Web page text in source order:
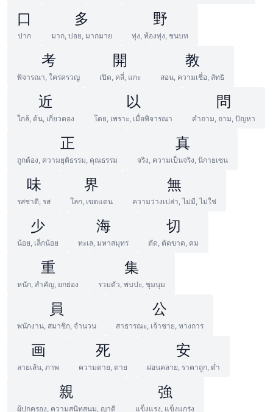
口
ปาก
多
มาก, บ่อย, มากมาย
野
ทุ่ง, ท้องทุ่ง, ชนบท
考
พิจารณา, ใคร่ครวญ
開
เปิด, คลี่, แกะ
教
สอน, ความเชื่อ, ลัทธิ
近
ใกล้, ต้น, เกี่ยวดอง
以
โดย, เพราะ, เมื่อพิจารณา
問
คำถาม, ถาม, ปัญหา
正
ถูกต้อง, ความยุติธรรม, คุณธรรม
真
จริง, ความเป็นจริง, นิกายเซน
味
รสชาติ, รส
界
โลก, เขตแดน
無
ความว่างเปล่า, ไม่มี, ไม่ใช่
少
น้อย, เล็กน้อย
海
ทะเล, มหาสมุทร
切
ตัด, ตัดขาด, คม
重
หนัก, สำคัญ, ยกย่อง
集
รวมตัว, พบปะ, ชุมนุม
員
พนักงาน, สมาชิก, จำนวน
公
สาธารณะ, เจ้าชาย, ทางการ
画
ลายเส้น, ภาพ
死
ความตาย, ตาย
安
ผ่อนคลาย, ราคาถูก, ต่ำ
親
ผู้ปกครอง, ความสนิทสนม, ญาติ
強
แข็งแรง, แข็งแกร่ง